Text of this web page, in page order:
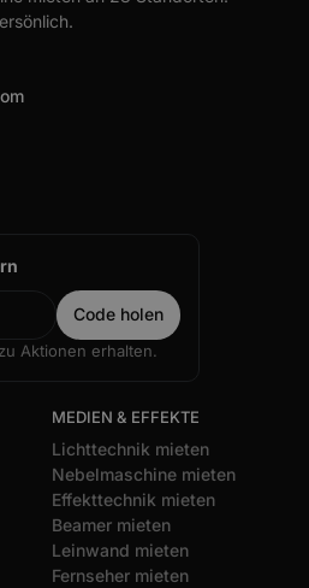
Aktionen erhalten.
MEDIEN & EFFEKTE
Lichttechnik mieten
Nebelmaschine mieten
Effekttechnik mieten
Beamer mieten
Leinwand mieten
Fernseher mieten